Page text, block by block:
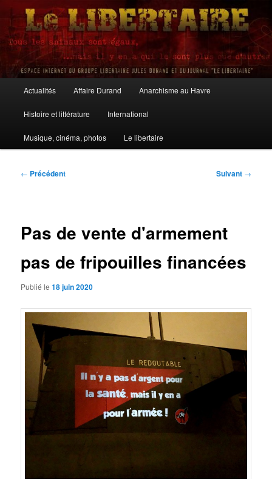
Aller
contenu
principalLe Libertaire
principal
Actualités Affaire Durand Anarchisme au Havre
Histoire et littérature International
Musique, cinéma, photos Le libertaire
Navigation
← Précédent Suivant →
Pas de vente d'armement
pas de fripouilles financées
Publié le18 juin 2020